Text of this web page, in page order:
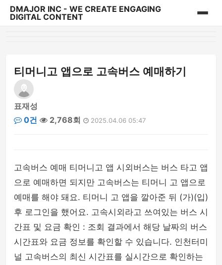
DMAJOR INC - WE CREATE ENGAGING
DIGITAL CONTENT
티머니고 앱으로 고속버스 예매하기
표재성
0건
2,768회 2025.04.06 05:47
고속버스 예매 티머니고 앱 시외버스는 버스 타고 앱
으로 예매하면 되지만 고속버스는 티머니 고 앱으로
예매를 해야 돼요. 티머니 고 앱을 깔아준 뒤 (가)(입)
후 로그인을 했어요. 고속시외라고 쓰여있는 버스 시
간표 및 요금 확인 : 조회 결과에서 해당 날짜의 버스
시간표와 요금 정보를 확인할 수 있습니다. 인천터미
널 고속버스의 최신 시간표를 실시간으로 확인하는